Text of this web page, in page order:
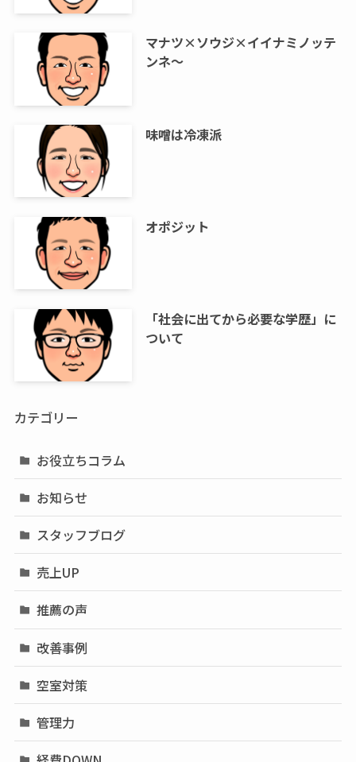
マナツ×ソウジ×イイナミノッテ
ンネ～
味噌は冷凍派
オポジット
「社会に出てから必要な学歴」に
ついて
カテゴリー
お役立ちコラム
お知らせ
スタッフブログ
売上UP
推薦の声
改善事例
空室対策
管理力